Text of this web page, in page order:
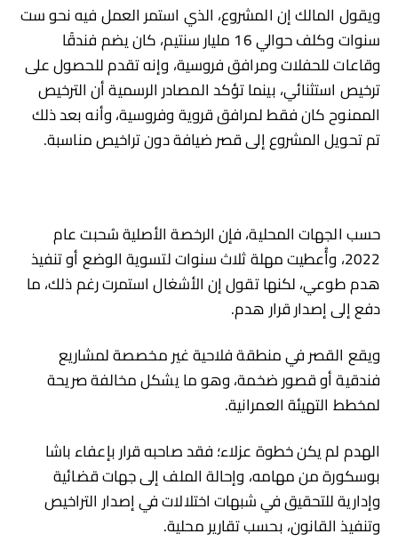
ويقول المالك إن المشروع، الذي استمر العمل فيه نحو ست
سنوات وكلف حوالي 16 مليار سنتيم، كان يضم فندقًا
وقاعات للحفلات ومرافق فروسية، وإنه تقدم للحصول على
ترخيص استثنائي، بينما تؤكد المصادر الرسمية أن الترخيص
الممنوح كان فقط لمرافق قروية وفروسية، وأنه بعد ذلك
تم تحويل المشروع إلى قصر ضيافة دون تراخيص مناسبة.
حسب الجهات المحلية، فإن الرخصة الأصلية سُحبت عام
2022، وأُعطيت مهلة ثلاث سنوات لتسوية الوضع أو تنفيذ
هدم طوعي، لكنها تقول إن الأشغال استمرت رغم ذلك، ما
دفع إلى إصدار قرار هدم.
ويقع القصر في منطقة فلاحية غير مخصصة لمشاريع
فندقية أو قصور ضخمة، وهو ما يشكل مخالفة صريحة
لمخطط التهيئة العمرانية.
الهدم لم يكن خطوة عزلاء؛ فقد صاحبه قرار بإعفاء باشا
بوسكورة من مهامه، وإحالة الملف إلى جهات قضائية
وإدارية للتحقيق في شبهات اختلالات في إصدار التراخيص
وتنفيذ القانون، بحسب تقارير محلية.